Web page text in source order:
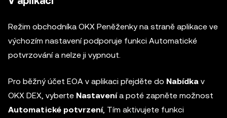
Režim obchodníka OKX Peněženky na straně aplikace ve
výchozím nastavení podporuje funkci Automatické
potvrzování a nelze ji vypnout.
Pro běžný účet EOA v aplikaci přejděte do Nabídka v
OKX DEX, vyberte Nastavenía poté zapněte možnost
Automatické potvrzení, Tím aktivujete funkci